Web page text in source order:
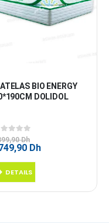
BIO ENERGY
DOLIDOL
5 Dh
:
Dh.
DhLe
DETAILS